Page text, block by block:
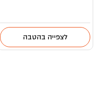
לצפייה בהטבה